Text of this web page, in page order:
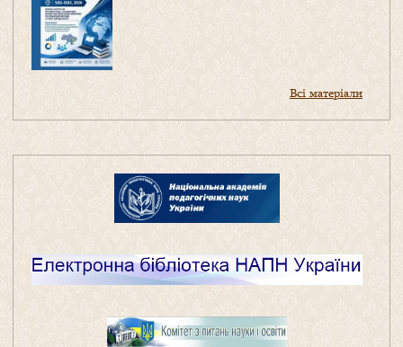
Всі матеріали